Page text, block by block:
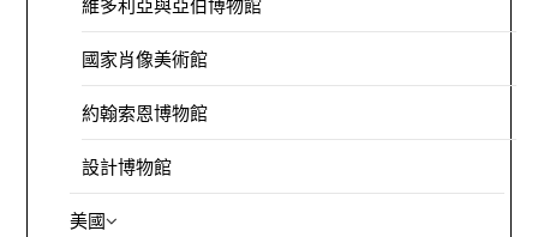
維多利亞與亞伯博物館
國家肖像美術館
約翰索恩博物館
設計博物館
美國